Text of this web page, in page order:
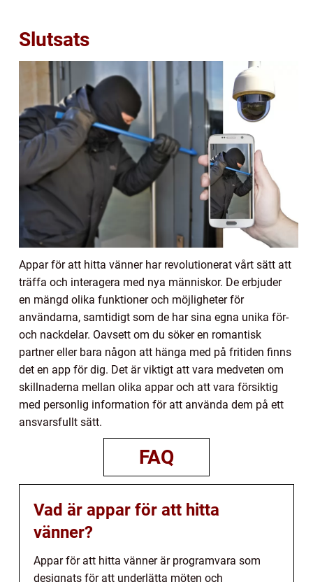
Slutsats
Appar för att hitta vänner har revolutionerat vårt sätt att
träffa och interagera med nya människor. De erbjuder
en mängd olika funktioner och möjligheter för
användarna, samtidigt som de har sina egna unika för-
och nackdelar. Oavsett om du söker en romantisk
partner eller bara någon att hänga med på fritiden finns
det en app för dig. Det är viktigt att vara medveten om
skillnaderna mellan olika appar och att vara försiktig
med personlig information för att använda dem på ett
ansvarsfullt sätt.
FAQ
Vad är appar för att hitta
vänner?
Appar för att hitta vänner är programvara som
designats för att underlätta möten och